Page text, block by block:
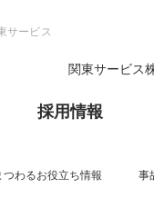
サービス
関東サービス
川
採用情報
わるお役立ち情報 事